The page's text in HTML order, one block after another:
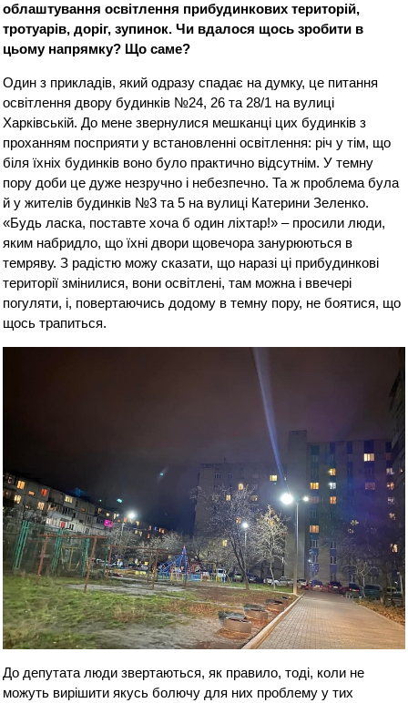
облаштування освітлення прибудинкових територіи,
тротуарів, доріг, зупинок. Чи вдалося щось зробити в
цьому напрямку? Що саме?
Один з прикладів, який одразу спадає на думку, це питання
освітлення двору будинків №24, 26 та 28/1 на вулиці
Харківській. До мене звернулися мешканці цих будинків з
проханням посприяти у встановленні освітлення: річ у тім, що
біля їхніх будинків воно було практично відсутнім. У темну
пору доби це дуже незручно і небезпечно. Та ж проблема була
й у жителів будинків №3 та 5 на вулиці Катерини Зеленко.
«Будь ласка, поставте хоча б один ліхтар!» – просили люди,
яким набридло, що їхні двори щовечора занурюються в
темряву. З радістю можу сказати, що наразі ці прибудинкові
території змінилися, вони освітлені, там можна і ввечері
погуляти, і, повертаючись додому в темну пору, не боятися, що
щось трапиться.
До депутата люди звертаються, як правило, тоді, коли не
можуть вирішити якусь болючу для них проблему у тих